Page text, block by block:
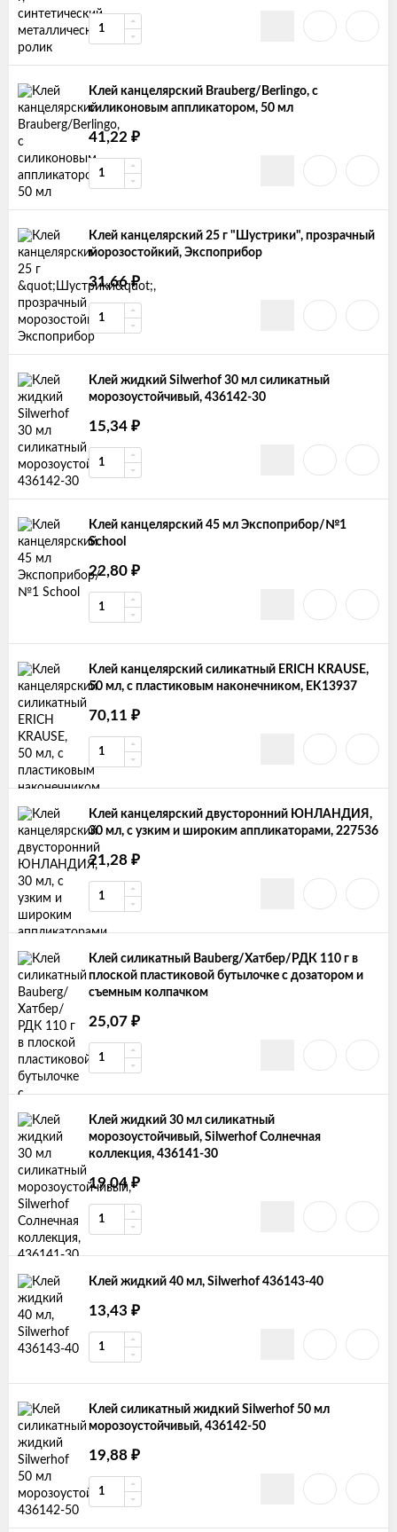
Клей канцелярский Brauberg/Berlingo, с
силиконовым аппликатором, 50 мл
41,22 ₽
Клей канцелярский 25 г "Шустрики", прозрачный
морозостойкий, Экспоприбор
31,66₽
Клей жидкий Silwerhof 30 мл силикатный
морозоустойчивый, 436142-30
15,34 ₽
Клей канцелярский 45 мл Экспоприбор/№1
School
22,80 ₽
Клей канцелярский силикатный ERICH KRAUSE,
50 мл, с пластиковым наконечником, EK13937
70,11 ₽
Клей канцелярский двусторонний ЮНЛАНДИЯ,
30 мл, с узким и широким аппликаторами, 227536
21,28 ₽
Клей силикатный Bauberg/Хатбер/РДК 110 г в
плоской пластиковой бутылочке с дозатором и
съемным колпачком
25,07 ₽
Клей жидкий 30 мл силикатный
морозоустойчивый, Silwerhof Солнечная
коллекция, 436141-30
19,04 ₽
Клей жидкий 40 мл, Silwerhof 436143-40
13,43 ₽
Клей силикатный жидкий Silwerhof 50 мл
морозоустойчивый, 436142-50
19,88 ₽